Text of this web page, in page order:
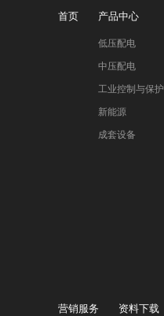
首页 产品中心
低压配电
中压配电
工业控制与保护
新能源
成套设备
营销服务 资料下载